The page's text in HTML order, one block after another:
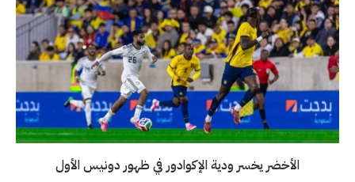
الأخضر يخسر ودية الإكوادور في ظهور دونيس الأول